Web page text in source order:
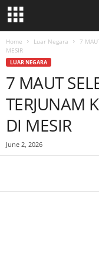
Home Luar Negara
7
MESIR
LUAR NEGARA
7 MAUT
TERJUNAM
DI MESIR
June 2, 2026